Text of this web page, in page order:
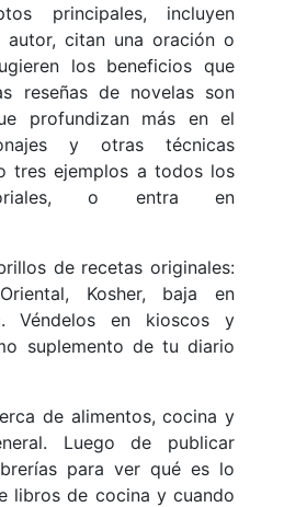
principales, incluyen
autor, citan una oración o
los beneficios que
reseñas de novelas son
profundizan más en el
y otras técnicas
tres ejemplos a todos los
o entra en
de recetas originales:
Kosher, baja en
Véndelos en kioscos y
suplemento de tu diario
de alimentos, cocina y
Luego de publicar
para ver qué es lo
libros de cocina y cuando